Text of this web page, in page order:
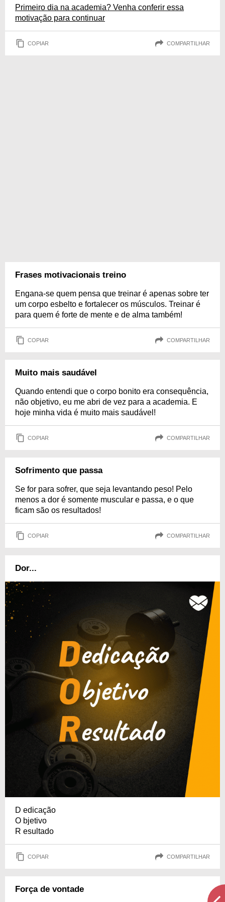
Primeiro dia na academia? Venha conferir essa
motivação para continuar
COPIAR COMPARTILHAR
Frases motivacionais treino
Engana-se quem pensa que treinar é apenas sobre ter
um corpo esbelto e fortalecer os músculos. Treinar é
para quem é forte de mente e de alma também!
COPIAR COMPARTILHAR
Muito mais saudável
Quando entendi que o corpo bonito era consequência,
não objetivo, eu me abri de vez para a academia. E
hoje minha vida é muito mais saudável!
COPIAR COMPARTILHAR
Sofrimento que passa
Se for para sofrer, que seja levantando peso! Pelo
menos a dor é somente muscular e passa, e o que
ficam são os resultados!
COPIAR COMPARTILHAR
Dor...
D edicação
O bjetivo
R esultado
COPIAR COMPARTILHAR
Força de vontade